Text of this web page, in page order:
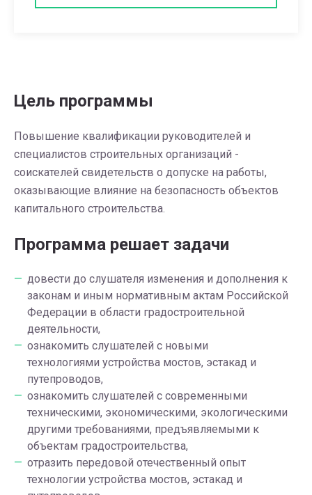
Цель программы
Повышение квалификации руководителей и
специалистов строительных организаций -
соискателей свидетельств о допуске на работы,
оказывающие влияние на безопасность объектов
капитального строительства.
Программа решает задачи
довести до слушателя изменения и дополнения к
законам и иным нормативным актам Российской
Федерации в области градостроительной
деятельности,
ознакомить слушателей с новыми
технологиями устройства мостов, эстакад и
путепроводов,
ознакомить слушателей с современными
техническими, экономическими, экологическими
другими требованиями, предъявляемыми к
объектам градостроительства,
отразить передовой отечественный опыт
технологии устройства мостов, эстакад и